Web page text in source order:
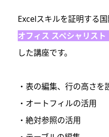
Excelスキルを証明する国
オフィス スペシャリスト
した講座です。
・表の編集、行の高さを
・オートフィルの活用
・絶対参照の活用